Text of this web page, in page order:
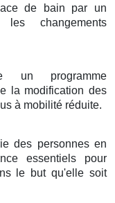
de bain par un
changements
un programme
la modification des
à mobilité réduite.
des personnes en
essentiels pour
le but qu'elle soit